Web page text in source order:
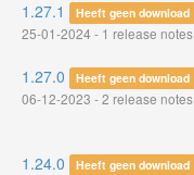
1.27.1 Heeft geen download
25-01-2024 - 1 release notes
1.27.0 Heeft geen download
06-12-2023 - 2 release notes
1.24.0 Heeft geen download